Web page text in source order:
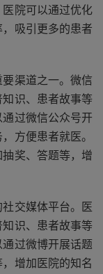
院可以通过优化
吸引更多的患者
渠道之一。微信
识、患者故事等
过微信公众号开
方便患者就医。
奖、答题等，增
交媒体平台。医
识、患者故事等
过微博开展话题
增加医院的知名